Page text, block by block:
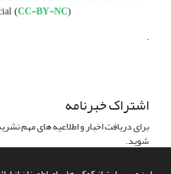
(CC-BY-NC)
.
اشتراک خبرنامه
برای دریافت اخبار و اطلاعیه های مهم
شوید.